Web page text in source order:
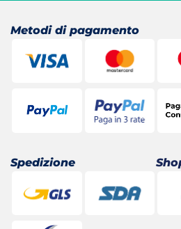
Metodi di pagamento
Spedizione